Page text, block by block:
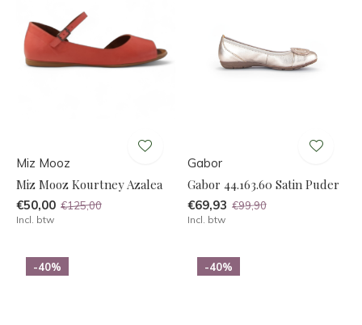
Miz Mooz
Miz Mooz Kourtney Azalea
€50,00 €125,00
Incl. btw
Gabor
Gabor 44.163.60 Satin Puder
€69,93 €99,90
Incl. btw
-40% -40%